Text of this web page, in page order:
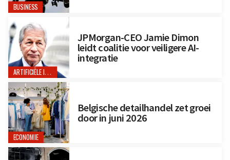
BUSINESS
ARTIFICIËLE INTELLIGENTIE
JPMorgan-CEO Jamie Dimon
leidt coalitie voor veiligere AI-
integratie
ECONOMIE
Belgische detailhandel zet groei
door in juni 2026